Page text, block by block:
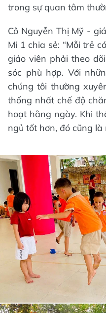
trong sự quan tâm
Cô Nguyễn Thị Mỹ -
Mi 1 chia sẻ: “Mỗi trẻ
giáo viên phải theo
sóc phù hợp. Với
chúng tôi thường
thống nhất chế độ
hoạt hằng ngày. Khi
ngủ tốt hơn, đó cũng là